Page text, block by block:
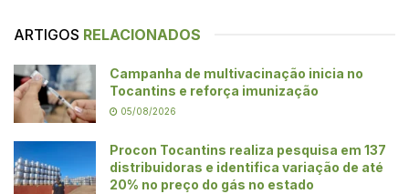
ARTIGOS RELACIONADOS
Campanha de multivacinação inicia no
Tocantins e reforça imunização
05/08/2026
Procon Tocantins realiza pesquisa em 137
distribuidoras e identifica variação de até
20% no preço do gás no estado